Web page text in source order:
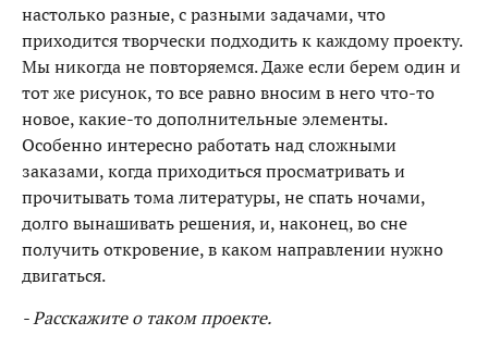
настолько разные, с разными задачами, что
приходится творчески подходить к каждому проекту.
Мы никогда не повторяемся. Даже если берем один и
тот же рисунок, то все равно вносим в него что-то
новое, какие-то дополнительные элементы.
Особенно интересно работать над сложными
заказами, когда приходиться просматривать и
прочитывать тома литературы, не спать ночами,
долго вынашивать решения, и, наконец, во сне
получить откровение, в каком направлении нужно
двигаться.
- Расскажите о таком проекте.